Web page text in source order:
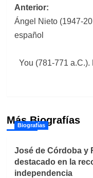
Navegación
de
entradas
Anterior:
Ángel Nieto (1947-
español
You (781-771
Más Biografías
Biografías
José de Córdoba y
destacado en la
independencia